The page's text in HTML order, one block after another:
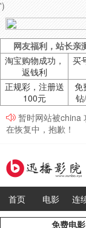
')
网友福利，站长亲
淘宝购物成功，
返钱利
买
正规彩，注册送
100元
免
暂时网站被china
在恢复中，抱歉！
首页 电影 连
免费电影